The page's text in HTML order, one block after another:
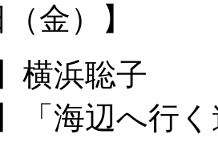
金）】
横浜聡子
「海辺へ行